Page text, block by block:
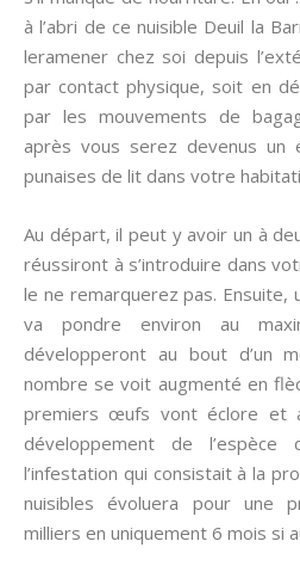
à l’abri de ce nuisible Deuil la
leramener chez soi depuis
par contact physique, soit en
par les mouvements de
après vous serez devenus un
punaises de lit dans votre
Au départ, il peut y avoir un à
réussiront à s’introduire dans
le ne remarquerez pas. Ensuite,
va pondre environ au
développeront au bout d’un
nombre se voit augmenté en
premiers œufs vont éclore et
développement de
l’infestation qui consistait à la
nuisibles évoluera pour une
milliers en uniquement 6 mois si